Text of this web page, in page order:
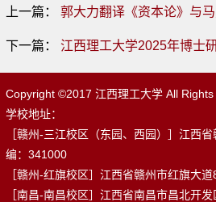
上一篇： 郭大力翻译《资本论》与
下一篇： 江西理工大学2025年博士
Copyright ©2017 江西理工大学 All
学校地址：
［赣州-三江校区（东园、西园）］江西
编：341000
［赣州-红旗校区］江西省赣州市红旗大
［南昌-南昌校区］江西省南昌市昌北开